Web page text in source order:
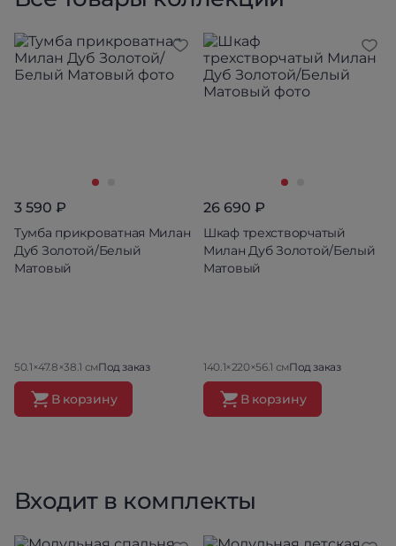
3 590 ₽
Тумба прикроватная Милан
Дуб Золотой/Белый
Матовый
50.1×47.8×38.1 смПод заказ
В корзину
26 690 ₽
Шкаф трехстворчатый
Милан Дуб Золотой/Белый
Матовый
140.1×220×56.1 смПод заказ
В корзину
Входит в комплекты